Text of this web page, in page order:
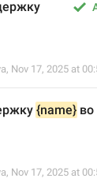
, Nov 17, 2025 at
{name}
, Nov 17, 2025 at